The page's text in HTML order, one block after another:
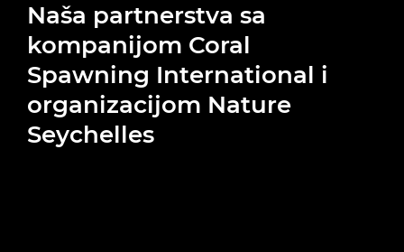
Naša partnerstva sa
kompanijom Coral
Spawning International i
organizacijom Nature
Seychelles